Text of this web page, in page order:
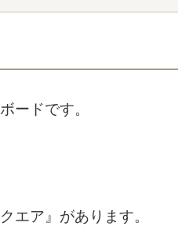
ードです。
エア』があります。